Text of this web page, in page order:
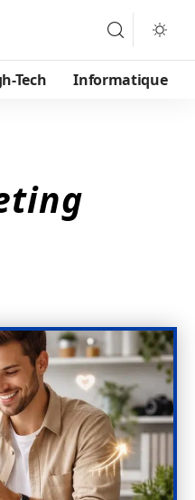
Tech Informatique